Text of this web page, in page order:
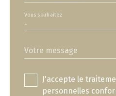
-
Vous souhaitez
Votre message
J'accepte le
personnelles